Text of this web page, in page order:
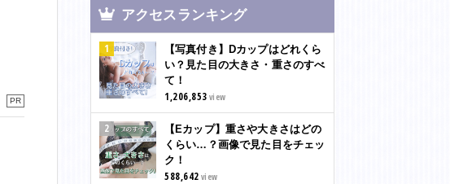
アクセスランキング
【写真付き】Dカップはどれくら
い？見た目の大きさ・重さのすべ
て！
1,206,853 view
【Eカップ】重さや大きさはどの
くらい…？画像で見た目をチェッ
ク！
588,642 view